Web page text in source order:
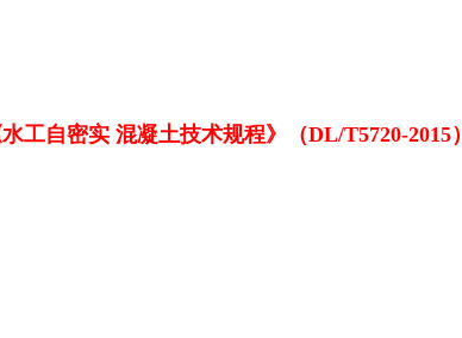
工自密实 混凝土技术规程》（DL/T5720-2015）